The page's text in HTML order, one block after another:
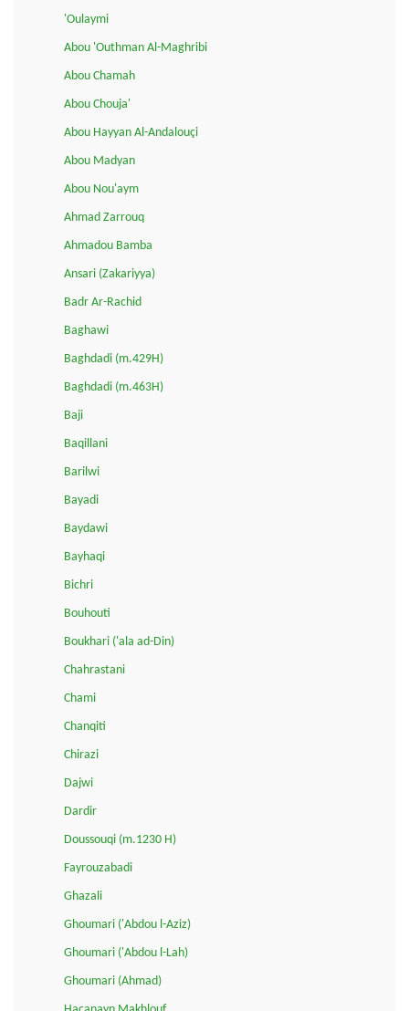
'Oulaymi
Abou 'Outhman Al-Maghribi
Abou Chamah
Abou Chouja'
Abou Hayyan Al-Andalouçi
Abou Madyan
Abou Nou'aym
Ahmad Zarrouq
Ahmadou Bamba
Ansari (Zakariyya)
Badr Ar-Rachid
Baghawi
Baghdadi (m.429H)
Baghdadi (m.463H)
Baji
Baqillani
Barilwi
Bayadi
Baydawi
Bayhaqi
Bichri
Bouhouti
Boukhari ('ala ad-Din)
Chahrastani
Chami
Chanqiti
Chirazi
Dajwi
Dardir
Doussouqi (m.1230 H)
Fayrouzabadi
Ghazali
Ghoumari ('Abdou l-Aziz)
Ghoumari ('Abdou l-Lah)
Ghoumari (Ahmad)